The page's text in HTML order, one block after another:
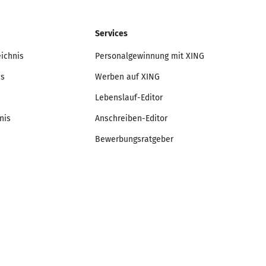
Services
Personalgewinnung mit XING
Werben auf XING
Lebenslauf-Editor
Anschreiben-Editor
Bewerbungsratgeber